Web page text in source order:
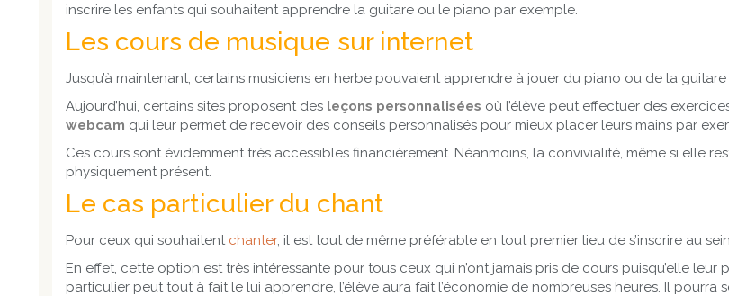
inscrire les enfants qui souhaitent apprendre la guitare ou le piano par exemple.
Les cours de musique sur internet
Jusqu’à maintenant, certains musiciens en herbe pouvaient apprendre à jouer du piano ou de la
Aujourd’hui, certains sites proposent des leçons personnalisées où l’élève peut effectuer des
webcam qui leur permet de recevoir des conseils personnalisés pour mieux placer leurs mains par
Ces cours sont évidemment très accessibles financièrement. Néanmoins, la convivialité, même si elle
physiquement présent.
Le cas particulier du chant
Pour ceux qui souhaitent chanter, il est tout de même préférable en tout premier lieu de s’inscrire au
En effet, cette option est très intéressante pour tous ceux qui n’ont jamais pris de cours puisqu’elle
particulier peut tout à fait le lui apprendre, l’élève aura fait l’économie de nombreuses heures. Il